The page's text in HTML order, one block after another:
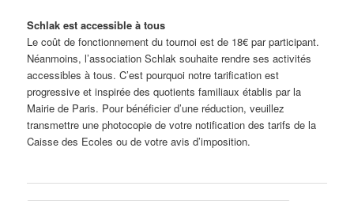
Schlak estaccessible à tous
Le coût de fonctionnement du tournoi est de 18€ par participant.
Néanmoins, l’association Schlak souhaite rendre ses activités
accessibles à tous. C’est pourquoi notre tarification est
progressive et inspirée des quotients familiaux établis par la
Mairie de Paris. Pour bénéficier d’une réduction, veuillez
transmettre une photocopie de votre notification des tarifs de la
Caisse des Ecoles ou de votre avis d’imposition.